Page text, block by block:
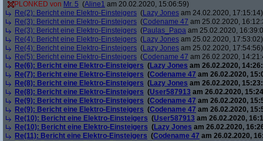
PLONKED von Mr. 5 (Aline1 am 20.02.2020, 15:06:59)
Re(2): Bericht eine Elektro-Einsteigers (Lazy Jones am 24.02.2020, 17:15:14)
Re(3): Bericht eine Elektro-Einsteigers (Codename 47 am 25.02.2020,
Re(3): Bericht eine Elektro-Einsteigers (Paulas_Papa am 25.02.2020,
Re(4): Bericht eine Elektro-Einsteigers (Lazy Jones am 25.02.2020, 17:53:02)
Re(4): Bericht eine Elektro-Einsteigers (Lazy Jones am 25.02.2020, 17:54:56)
Re(5): Bericht eine Elektro-Einsteigers (Codename 47 am 26.02.2020,
Re(6): Bericht eine Elektro-Einsteigers (Lazy Jones am 26.02.2020,
Re(7): Bericht eine Elektro-Einsteigers (Codename 47 am 26.02.2020,
Re(8): Bericht eine Elektro-Einsteigers (Lazy Jones am 26.02.2020,
Re(8): Bericht eine Elektro-Einsteigers (User587913 am 26.02.2020,
Re(9): Bericht eine Elektro-Einsteigers (Codename 47 am 26.02.2020,
Re(9): Bericht eine Elektro-Einsteigers (Codename 47 am 26.02.2020,
Re(10): Bericht eine Elektro-Einsteigers (User587913 am 26.02.2020,
Re(10): Bericht eine Elektro-Einsteigers (Lazy Jones am 26.02.2020,
Re(11): Bericht eine Elektro-Einsteigers (Codename 47 am 26.02.2020,